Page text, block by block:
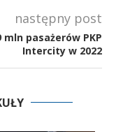
następny post
pasażerów PKP
Intercity w 2022